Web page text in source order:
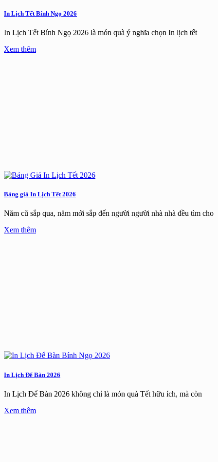
In Lịch Tết Bính Ngọ 2026
In Lịch Tết Bính Ngọ 2026 là món quà ý nghĩa chọn In lịch tết
Xem thêm
Bảng giá In Lịch Tết 2026
Năm cũ sắp qua, năm mới sắp đến người người nhà nhà đều tìm cho
Xem thêm
In Lịch Để Bàn 2026
In Lịch Để Bàn 2026 không chỉ là món quà Tết hữu ích, mà còn
Xem thêm